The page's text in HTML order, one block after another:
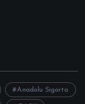
Anadolu Sigorta